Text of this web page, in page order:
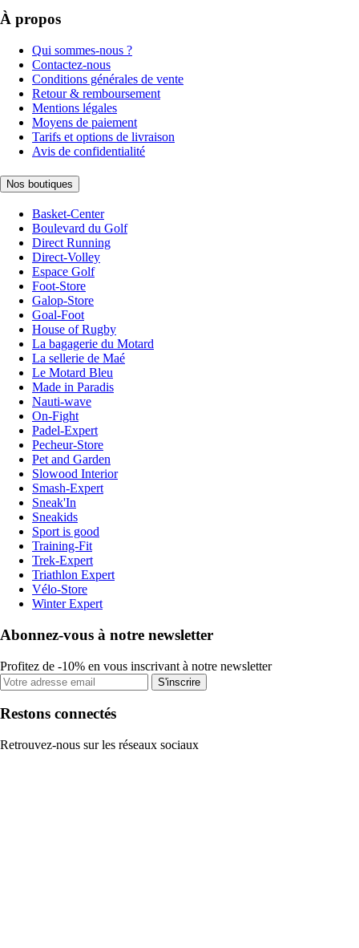
À propos
Qui sommes-nous ?
Contactez-nous
Conditions générales de vente
Retour & remboursement
Mentions légales
Moyens de paiement
Tarifs et options de livraison
Avis de confidentialité
Nos boutiques
Basket-Center
Boulevard du Golf
Direct Running
Direct-Volley
Espace Golf
Foot-Store
Galop-Store
Goal-Foot
House of Rugby
La bagagerie du Motard
La sellerie de Maé
Le Motard Bleu
Made in Paradis
Nauti-wave
On-Fight
Padel-Expert
Pecheur-Store
Pet and Garden
Slowood Interior
Smash-Expert
Sneak'In
Sneakids
Sport is good
Training-Fit
Trek-Expert
Triathlon Expert
Vélo-Store
Winter Expert
Abonnez-vous à notre newsletter
Profitez de -10% en vous inscrivant à notre newsletter
S'inscrire
Restons connectés
Retrouvez-nous sur les réseaux sociaux